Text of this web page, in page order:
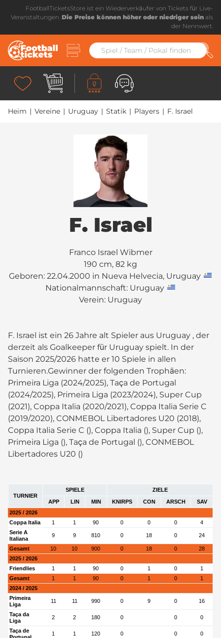
FootballTicketsStore ist ein Wiederverkäufer von Tickets für Live-
Veranstaltungen. Die Preise können höher oder niedriger sein als
der Nennwert.
Heim | Vereine | Uruguay | Statik | Players | F. Israel
F. Israel
Franco Israel Wibmer
190 cm, 82 kg
Geboren: 22.04.2000 in Nueva Helvecia, Uruguay
Nationalmannschaft: Uruguay
Verein: Uruguay
F. Israel ist ein 26 Jahre alt Spieler aus Uruguay , der
derzeit als Goalkeeper für Uruguay spielt. In der
Saison 2025/2026 hatte er 10 Spiele in allen
Turnieren.Gewinner der folgenden Trophäen:
Primeira Liga (2024/2025), Taça de Portugal
(2024/2025), Primeira Liga (2023/2024), Super Cup
(2021), Coppa Italia (2020/2021), Coppa Italia Serie C
(2019/2020), CONMEBOL Libertadores U20 (2018),
Coppa Italia Serie C (), Coppa Italia (), Super Cup (),
Primeira Liga (), Taça de Portugal (), CONMEBOL
Libertadores U20 ()
TURNIER
SPIELE
ZIELE
APP
LIN MIN KNIRPS CON ARSCH
SAV
2025 / 2026
Coppa Italia
1 1 90 0 0 0
4
Serie A
Italiana
9 9 810 0 18 0 24
Gesamt 10 10 900 0 18 0
28
2025 / 2026
Friendlies
1 1 90 0 1 0
1
Gesamt
1 1 90 0 1 0
1
2024 / 2025
Primeira
Liga
11 11 990 0 9 0 16
Taça da
Liga
2 2 180 0 0 0
Taça de
1 1 120 0 0 0